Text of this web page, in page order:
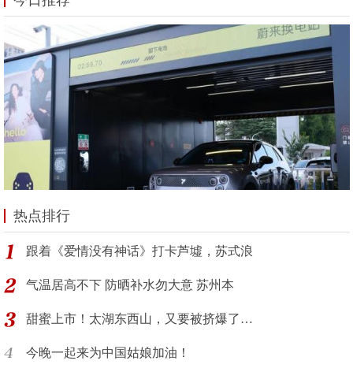
热点排行
跟着《爱情没有神话》打卡芦墟，苏式浪
气温居高不下 防晒补水勿大意 苏州本
甜蜜上市！太湖东西山，又要被挤爆了…
今晚一起来为中国姑娘加油！